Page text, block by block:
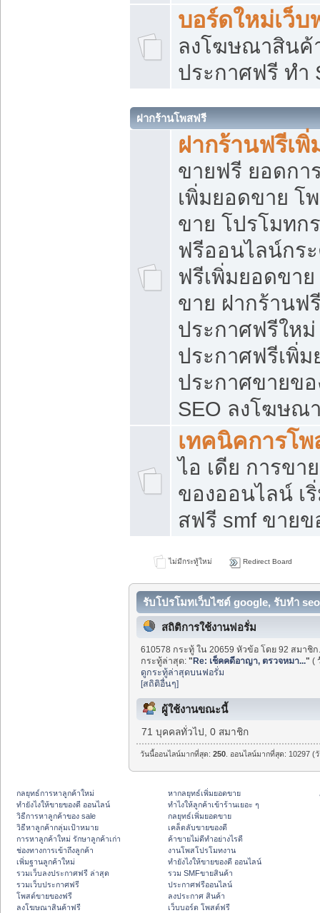
บอร์ดใหม่เว็บ
ลงโฆษณาสิน
ประกาศฟรี ทำ
ฝากร้านโพสฟรี
ฝากร้านฟรีเ
ขายฟรี ยอดกา
เพิ่มยอดขาย โ
ขาย โปรโมทก
ฟรีออนไลน์กร
ฟรีเพิ่มยอดขา
ขาย ฝากร้านฟ
ประกาศฟรีใหม่
ประกาศฟรีเพิ่
ประกาศขายข
SEO ลงโฆษณ
เทคนิคการโ
ไอ เดีย การขา
ของออนไลน์ เ
สฟรี smf ขาย
ไม่มีกระทู้ใหม่ Redirect Board
รับโปรโมทเว็บไซต์ google, รับทำ
สถิติการใช้งานฟอรั่ม
610578 กระทู้ ใน 20659 หัวข้อ โดย 92 สมาชิ
กระทู้ล่าสุด:"Re: เช็คคดีอาญา, ตรวจหมา..." (
ดูกระทู้ล่าสุดบนฟอรั่ม
[สถิติอื่นๆ]
ผู้ใช้งานขณะนี้
71 บุคคลทั่วไป, 0 สมาชิก
วันนี้ออนไลน์มากที่สุด:250 . ออนไลน์มากที่สุด: 10297
กลยุทธ์การหาลูกค้าใหม่
ทํายังไงให้ขายของดี ออนไลน์
วิธีการหาลูกค้าของ sale
วิธีหาลูกค้ากลุ่มเป้าหมาย
การหาลูกค้าใหม่ รักษาลูกค้าเก่า
ช่องทางการเข้าถึงลูกค้า
เพิ่มฐานลูกค้าใหม่
รวมเว็บลงประกาศฟรี ล่าสุด
รวมเว็บประกาศฟรี
โพสต์ขายของฟรี
ลงโฆษณาสินค้าฟรี
หากลยุทธ์เพิ่มยอดขาย
ทําไงให้ลูกค้าเข้าร้านเยอะ ๆ
กลยุทธ์เพิ่มยอดขาย
เคล็ดลับขายของดี
ค้าขายไม่ดีทำอย่างไรดี
งานโพสโปรโมทงาน
ทํายังไงให้ขายของดี ออนไลน์
รวม SMFขายสินค้า
ประกาศฟรีออนไลน์
ลงประกาศ สินค้า
เว็บบอร์ด โพสต์ฟรี